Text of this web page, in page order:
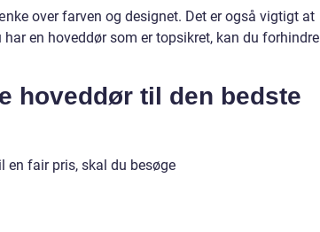
over farven og designet. Det er også vigtigt at
en hoveddør som er topsikret, kan du forhindre
hoveddør til den bedste
en fair pris, skal du besøge